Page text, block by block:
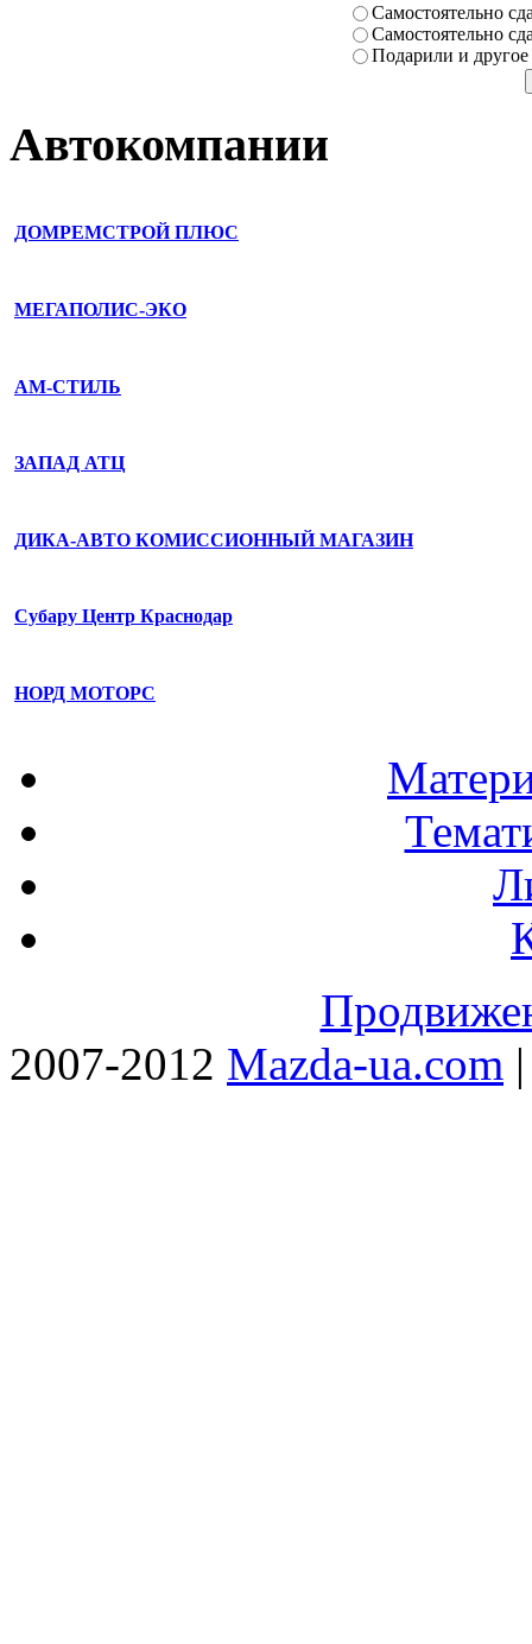
Самостоя­тельно
Самостоя­тельно
Подарили­ и другое
Автокомпании
ДОМРЕМСТРОЙ ПЛЮС
МЕГАПОЛИС-ЭКО
АМ-СТИЛЬ
ЗАПАД АТЦ
ДИКА-АВТО КОМИССИОННЫЙ МАГАЗИН
Субару Центр Краснодар
НОРД МОТОРС
2007-2012 Mazda-ua.com